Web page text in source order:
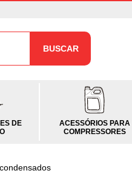
BUSCAR
DE
ACESSÓRIOS PARA
COMPRESSORES